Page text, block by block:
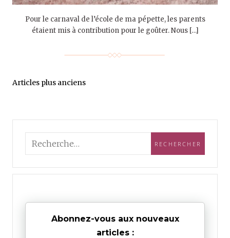
Pour le carnaval de l’école de ma pépette, les parents
étaient mis à contribution pour le goûter. Nous […]
Articles plus anciens
Abonnez-vous aux nouveaux
articles :